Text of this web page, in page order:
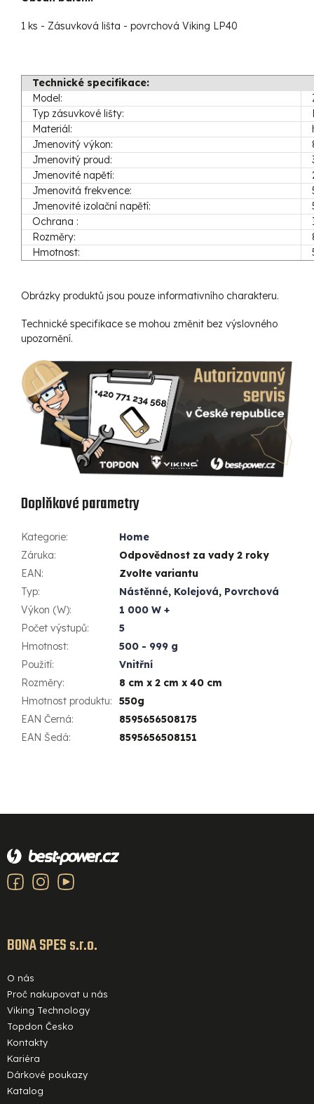
1 ks - Zásuvková lišta - povrchová Viking LP40
Technické specifikace:
Model:
Typ zásuvkové lišty:
Materiál:
Jmenovitý výkon:
Jmenovitý proud:
Jmenovité napětí:
Jmenovitá frekvence:
Jmenovité izolační napětí:
Ochrana :
Rozměry:
Hmotnost:
Obrázky produktů jsou pouze informativního charakteru.
Technické specifikace se mohou změnit bez výslovného
upozornění.
Doplňkové parametry
Kategorie:
Home
Záruka:
Odpovědnost za vady 2 roky
EAN:
Zvolte variantu
Typ: Nástěnné, Kolejová, Povrchová
Výkon (W):
1 000 W +
Počet výstupů:
5
Hmotnost:
500 - 999 g
Použití:
Vnitřní
Rozměry:
8 cm x 2 cm x 40 cm
Hmotnost produktu:
550g
EAN Černá:
8595656508175
EAN Šedá: 8595656508151
á
a
BONA SPES s.r.o.
O nás
Proč nakupovat u nás
Viking Technology
Topdon Česko
Kontakty
Kariéra
Dárkové poukazy
Katalog